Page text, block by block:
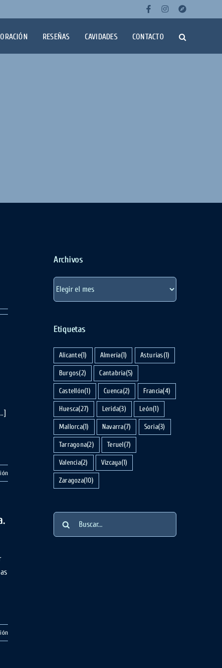
Facebook
RESEÑAS CAVIDADES CONTACTO
Archivos
Etiquetas
Alicante(1) Almería(1) Asturias(1)
Burgos(2) Cantabria(5)
Castellón(1) Cuenca(2) Francia(4)
Huesca(27) Lerida(3) León(1)
Mallorca(1) Navarra(7) Soria(3)
Tarragona(2) Teruel(7)
Valencia(2) Vizcaya(1)
Zaragoza(10)